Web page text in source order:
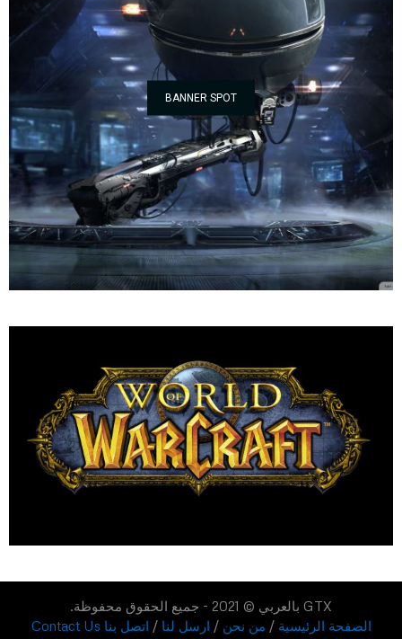
BANNER SPOT
GTX بالعربي © 2021 - جميع الحقوق محفوظة.
الصفحة الرئيسية / من نحن / ارسل لنا / اتصل بنا Contact Us